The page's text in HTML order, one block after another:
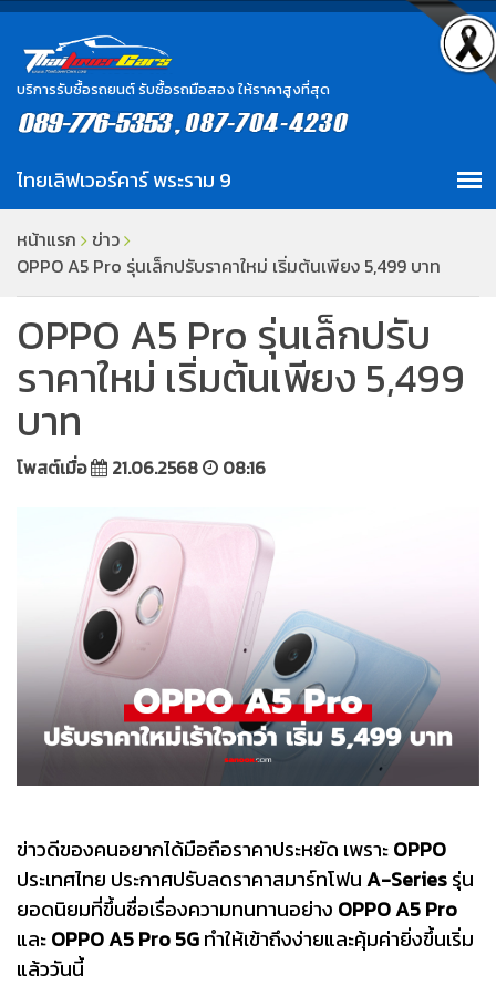
บริการรับซื้อรถยนต์ รับซื้อรถมือสอง ให้ราคาสูงที่สุด
หน้าแรก
ข่าว
OPPO A5 Pro รุ่นเล็กปรับราคาใหม่ เริ่มต้นเพียง 5,499 บาท
OPPO A5 Pro รุ่นเล็กปรับ
ราคาใหม่ เริ่มต้นเพียง 5,499
บาท
โพสต์เมื่อ 21.06.2568 08:16
ข่าวดีของคนอยากได้มือถือราคาประหยัด เพราะOPPO
ประเทศไทย ประกาศปรับลดราคาสมาร์ทโฟนA-Seriesรุ่น
ยอดนิยมที่ขึ้นชื่อเรื่องความทนทานอย่าง OPPO A5 Pro
และOPPO A5 Pro 5Gทำให้เข้าถึงง่ายและคุ้มค่ายิ่งขึ้นเริ่ม
แล้ววันนี้